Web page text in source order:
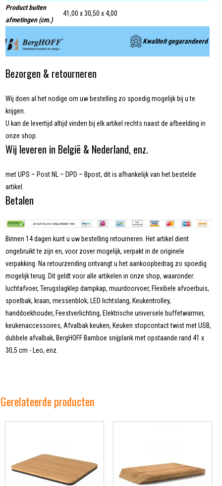
Product buiten
afmetingen (cm.)
41,00 x 30,50 x 4,00
Kwaliteit gegarandeerd
Bezorgen & retourneren
Wij doen al het nodige om uw bestelling zo spoedig mogelijk bij u te
krijgen.
U kan de levertijd altijd vinden bij elk artikel rechts naast de afbeelding in
onze shop.
Wij leveren in België & Nederland, enz.
met UPS – Post NL – DPD – Bpost, dit is afhankelijk van het bestelde
artikel.
Betalen
Binnen 14 dagen kunt u uw bestelling retourneren. Het artikel dient
ongebruikt te zijn en, voor zover mogelijk, verpakt in de originele
verpakking. Na retourzending ontvangt u het aankoopbedrag zo spoedig
mogelijk terug. Dit geldt voor alle artikelen in onze shop, waaronder:
luchtafvoer, Terugslagklep dampkap, muurdoorvoer, Flexibele afvoerbuis,
spoelbak, kraan, messenblok, LED lichtslang, Keukentrolley,
handdoekhouder, Feestverlichting, Elektrische universele buffetwarmer,
keukenaccessoires, Afvalbak keuken, Keuken stopcontact twist met USB,
dubbele afvalbak, BergHOFF Bamboe snijplank met opstaande rand 41 x
30,5 cm - Leo, enz.
Gerelateerde producten